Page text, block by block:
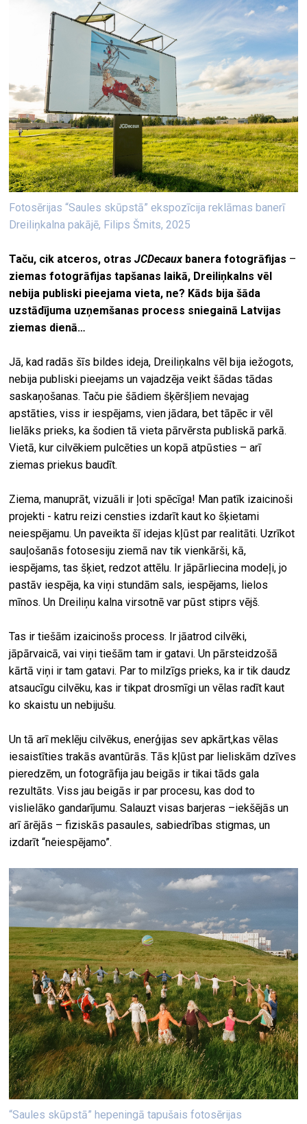
Fotosērijas “Saules skūpstā” ekspozīcija reklāmas banerī
Dreiliņkalna pakājē, Filips Šmits, 2025
Taču, cik atceros, otrasJCDecaux banera fotogrāfijas –
ziemas fotogrāfijas tapšanas laikā, Dreiliņkalns vēl
nebija publiski pieejama vieta, ne? Kāds bija šāda
uzstādījuma uzņemšanas process sniegainā Latvijas
ziemas dienā…
Jā, kad radās šīs bildes ideja, Dreiliņkalns vēl bija iežogots,
nebija publiski pieejams un vajadzēja veikt šādas tādas
saskaņošanas. Taču pie šādiem šķēršļiem nevajag
apstāties, viss ir iespējams, vien jādara, bet tāpēc ir vēl
lielāks prieks, ka šodien tā vieta pārvērsta publiskā parkā.
Vietā, kur cilvēkiem pulcēties un kopā atpūsties – arī
ziemas priekus baudīt.
Ziema, manuprāt, vizuāli ir ļoti spēcīga! Man patīk izaicinoši
projekti - katru reizi censties izdarīt kaut ko šķietami
neiespējamu. Un paveikta šī idejas kļūst par realitāti. Uzrīkot
sauļošanās fotosesiju ziemā nav tik vienkārši, kā,
iespējams, tas šķiet, redzot attēlu. Ir jāpārliecina modeļi, jo
pastāv iespēja, ka viņi stundām sals, iespējams, lielos
mīnos. Un Dreiliņu kalna virsotnē var pūst stiprs vējš.
Tas ir tiešām izaicinošs process. Ir jāatrod cilvēki,
jāpārvaicā, vai viņi tiešām tam ir gatavi. Un pārsteidzošā
kārtā viņi ir tam gatavi. Par to milzīgs prieks, ka ir tik daudz
atsaucīgu cilvēku, kas ir tikpat drosmīgi un vēlas radīt kaut
ko skaistu un nebijušu.
Un tā arī meklēju cilvēkus, enerģijas sev apkārt,kas vēlas
iesaistīties trakās avantūrās. Tās kļūst par lieliskām dzīves
pieredzēm, un fotogrāfija jau beigās ir tikai tāds gala
rezultāts. Viss jau beigās ir par procesu, kas dod to
vislielāko gandarījumu. Salauzt visas barjeras –iekšējās un
arī ārējās – fiziskās pasaules, sabiedrības stigmas, un
izdarīt “neiespējamo”.
“Saules skūpstā” hepeningā tapušais fotosērijas